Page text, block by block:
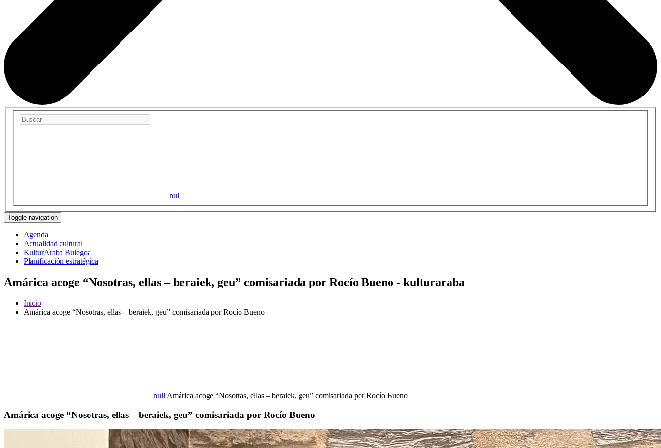
null
Toggle navigation
Agenda
Actualidad cultural
KulturAraba Bulegoa
Planificación estratégica
Amárica acoge “Nosotras, ellas – beraiek, geu” comisariada por Rocío Bueno - kulturaraba
Inicio
Amárica acoge “Nosotras, ellas – beraiek, geu” comisariada por Rocío Bueno
null Amárica acoge “Nosotras, ellas – beraiek, geu” comisariada por Rocío Bueno
Amárica acoge “Nosotras, ellas – beraiek, geu” comisariada por Rocío Bueno